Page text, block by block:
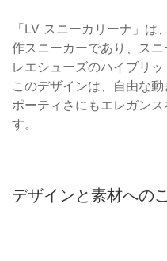
「LV スニーカリーナ」
作スニーカーであり、ス
レエシューズのハイブリ
このデザインは、自由な
ポーティさにもエレガン
す。
デザインと素材への